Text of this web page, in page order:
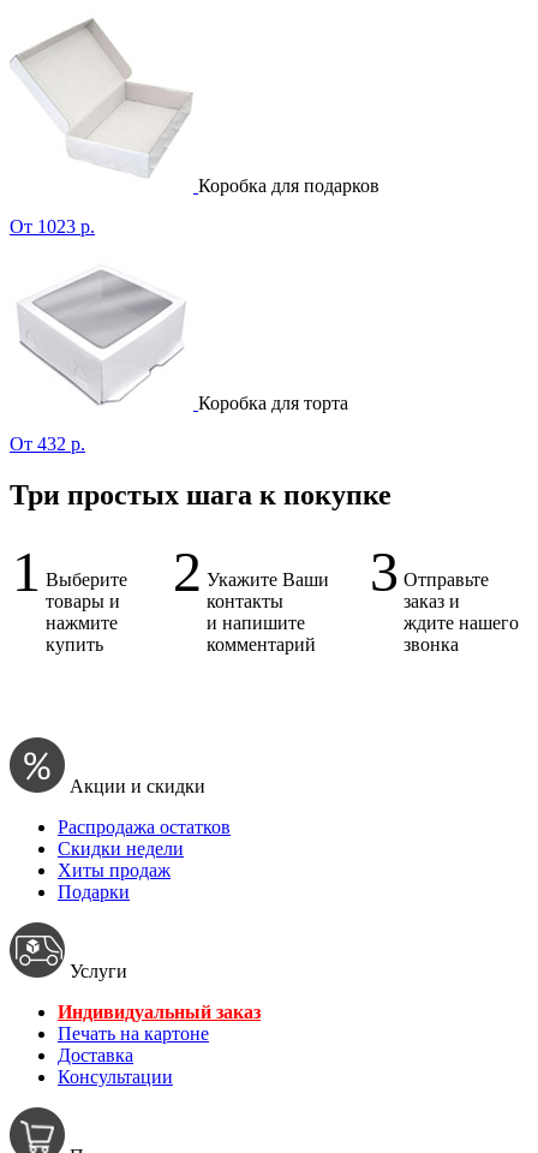
Коробка для подарков
От 1023 р.
Коробка для торта
От 432 р.
Три простых шага к покупке
1
Выберите
товары и
нажмите
купить
2 Укажите Ваши
контакты
и напишите
комментарий
3 Отправьте
заказ и
ждите нашего
звонка
Акции и скидки
Распродажа остатков
Скидки недели
Хиты продаж
Подарки
Услуги
Индивидуальный заказ
Печать на картоне
Доставка
Консультации